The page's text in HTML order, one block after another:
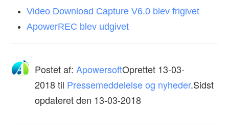
Video Download Capture V6.0 blev frigivet
ApowerREC blev udgivet
Postet af: ApowersoftOprettet 13-03-
2018 til Pressemeddelelse og nyheder.Sidst
opdateret den 13-03-2018